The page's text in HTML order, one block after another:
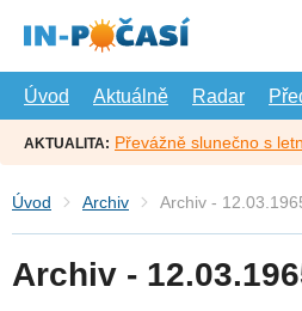
hlavní
Úvod
Aktuálně Radar
AKTUALITA: Převážně slunečno s
Úvod Archiv Archiv -
Archiv -